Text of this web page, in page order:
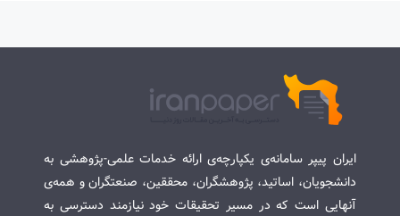
ایران پیپر سامانه‌ی یکپارچه‌ی ارائه خدمات علمی-پژوهشی به
دانشجویان، اساتید، پژوهشگران، محققین، صنعتگران و همه‌ی
آنهایی است که در مسیر تحقیقات خود نیازمند دسترسی به